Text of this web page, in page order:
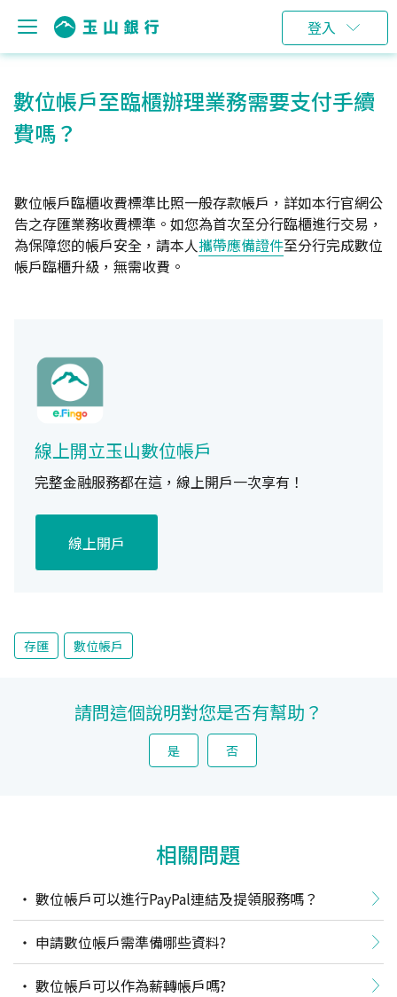
登入
數位帳戶至臨櫃辦理業務需要支付手續
費嗎？
數位帳戶臨櫃收費標準比照一般存款帳戶，詳如本行官網公
告之存匯業務收費標準。如您為首次至分行臨櫃進行交易，
為保障您的帳戶安全，請本人攜帶應備證件至分行完成數位
帳戶臨櫃升級，無需收費。
線上開立玉山數位帳戶
完整金融服務都在這，線上開戶一次享有！
線上開戶
存匯 數位帳戶
請問這個說明對您是否有幫助？
是 否
相關問題
數位帳戶可以進行PayPal連結及提領服務嗎？
申請數位帳戶需準備哪些資料?
數位帳戶可以作為薪轉帳戶嗎?